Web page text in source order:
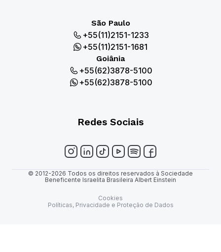
São Paulo
+55(11)2151-1233
+55(11)2151-1681
Goiânia
+55(62)3878-5100
+55(62)3878-5100
Redes Sociais
© 2012-2026 Todos os direitos reservados à Sociedade
Beneficente Israelita Brasileira Albert Einstein
Cookies
Políticas, Privacidade e Proteção de Dados